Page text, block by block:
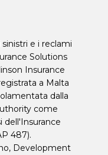
e i reclami
Solutions
Insurance
a Malta
dalla
come
dell'Insurance
487).
Development